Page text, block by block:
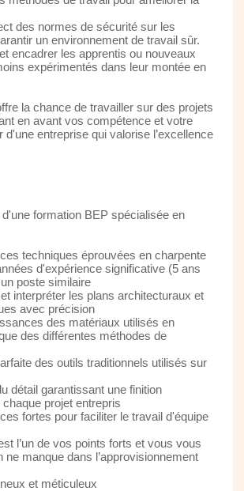
des normes de sécurité sur les
un environnement de travail sûr.
encadrer les apprentis ou nouveaux
expérimentés dans leur montée en
la chance de travailler sur des projets
en avant vos compétence et votre
d'une entreprise qui valorise l’excellence
formation BEP spécialisée en
techniques éprouvées en charpente
d'expérience significative (5 ans
poste similaire
interpréter les plans architecturaux et
avec précision
des matériaux utilisés en
des différentes méthodes de
des outils traditionnels utilisés sur
détail garantissant une finition
projet entrepris
fortes pour faciliter le travail d'équipe
l’un de vos points forts et vous vous
ne manque dans l’approvisionnement
et méticuleux